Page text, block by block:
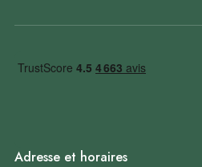
Adresse et horaires